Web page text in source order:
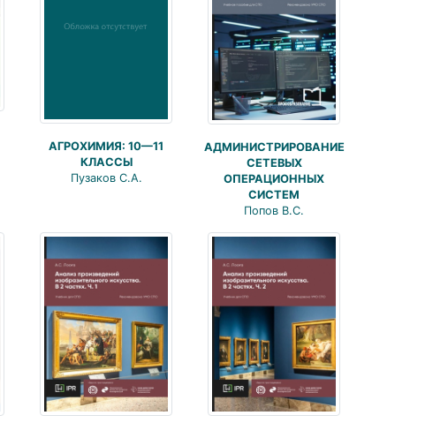
АГРОХИМИЯ: 10—11
КЛАССЫ
Пузаков С.А.
АДМИНИСТРИРОВАНИЕ
СЕТЕВЫХ
ОПЕРАЦИОННЫХ
СИСТЕМ
Попов В.С.